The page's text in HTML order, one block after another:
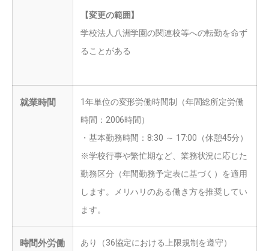
【変更の範囲】
学校法人八洲学園の関連校等への転勤を命ず
ることがある
就業時間
1年単位の変形労働時間制（年間総所定労働
時間：2006時間）
・基本勤務時間：8:30 ～ 17:00（休憩45分）
※学校行事や繁忙期など、業務状況に応じた
勤務区分（年間勤務予定表に基づく）を適用
します。メリハリのある働き方を推奨してい
ます。
時間外労働 あり（36協定における上限規制を遵守）